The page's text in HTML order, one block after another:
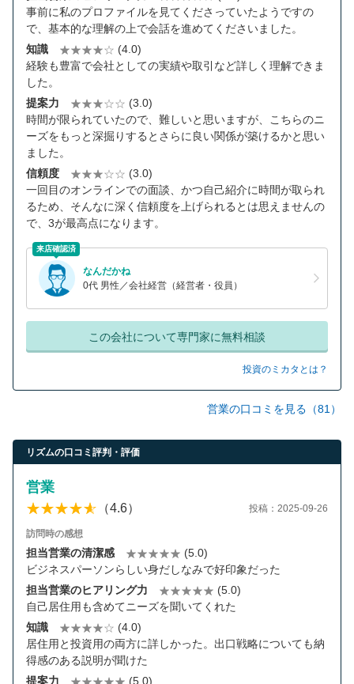
事前に私のプロファイルを見てくださっていたようですの
で、基本的な理解の上で会話を進めてくださいました。
知識
(4.0)
経験も豊富で会社としての実績や取引など詳しく理解できま
した。
提案力
(3.0)
時間が限られていたので、難しいと思いますが、こちらのニ
ーズをもっと深掘りするとさらに良い関係が築けるかと思い
ました。
信頼度
(3.0)
一回目のオンラインでの面談、かつ自己紹介に時間が取られ
るため、そんなに深く信頼度を上げられるとは思えませんの
で、3が最高点になります。
来店確認済
なんだかね
0代 男性／会社経営（経営者・役員）
この会社について専門家に無料相談
投資のミカタとは？
営業の口コミを見る（81）
リズムの口コミ評判・評価
営業
（4.6） 投稿：2025-09-26
訪問時の感想
担当営業の清潔感
(5.0)
ビジネスパーソンらしい身だしなみで好印象だった
担当営業のヒアリング力
(5.0)
自己居住用も含めてニーズを聞いてくれた
知識
(4.0)
居住用と投資用の両方に詳しかった。出口戦略についても納
得感のある説明が聞けた
提案力
(5.0)